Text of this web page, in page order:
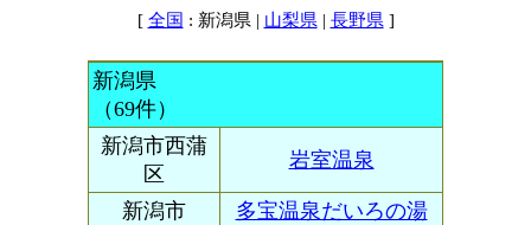
[ 全国 : 新潟県 | 山梨県 | 長野県 ]
新潟県
（69件）
新潟市西蒲
区
岩室温泉
新潟市
多宝温泉だいろの湯